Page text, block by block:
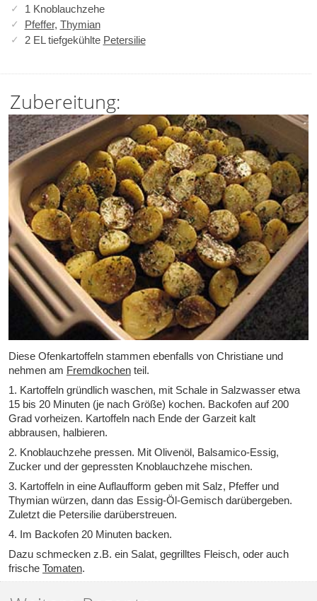
1 Knoblauchzehe
Pfeffer, Thymian
2 EL tiefgekühlte Petersilie
Zubereitung:
Diese Ofenkartoffeln stammen ebenfalls von Christiane und
nehmen am Fremdkochen teil.
1. Kartoffeln gründlich waschen, mit Schale in Salzwasser etwa
15 bis 20 Minuten (je nach Größe) kochen. Backofen auf 200
Grad vorheizen. Kartoffeln nach Ende der Garzeit kalt
abbrausen, halbieren.
2. Knoblauchzehe pressen. Mit Olivenöl, Balsamico-Essig,
Zucker und der gepressten Knoblauchzehe mischen.
3. Kartoffeln in eine Auflaufform geben mit Salz, Pfeffer und
Thymian würzen, dann das Essig-Öl-Gemisch darübergeben.
Zuletzt die Petersilie darüberstreuen.
4. Im Backofen 20 Minuten backen.
Dazu schmecken z.B. ein Salat, gegrilltes Fleisch, oder auch
frische Tomaten.